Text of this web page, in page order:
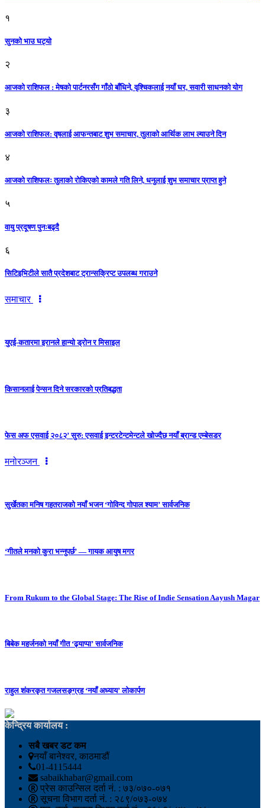
१
सुनको भाउ घट्याे
२
आजको राशिफल : मेषको पार्टनरसँग गाँठो बाँधिने, वृश्चिकलाई नयाँ घर, सवारी साधनकाे याेग
३
आजकाे राशिफल: वृषलाई आफन्तबाट शुभ समाचार, तुलाकाे आर्थिक लाभ ल्याउने दिन
४
आजको राशिफलः तुलाकाे रोकिएको कामले गति लिने, धनुलाई शुभ समाचार प्राप्त हुने
५
वायु प्रदूषण पुनःबढ्दै
६
सिटिइभिटीले सातै प्रदेशबाट ट्रान्सक्रिप्ट उपलब्ध गराउने
समाचार
युएई-कतारमा इरानले हान्यो ड्रोन र मिसाइल
किसानलाई पेन्सन दिने सरकारको प्रतिबद्धता
फेस अफ एसवाई २०८२’ सुरु: एसवाई इन्टरटेन्टमेन्टले खोज्दैछ नयाँ ब्रान्ड एम्बेसडर
मनोरञ्जन
सुर्खेतका मनिष गहतराजको नयाँ भजन ‘गोविन्द गोपाल श्याम’ सार्वजनिक
‘गीतले मनको कुरा भन्नुपर्छ’ — गायक आयुष मगर
From Rukum to the Global Stage: The Rise of Indie Sensation Aayush Magar
बिबेक महर्जनको नयाँ गीत ‘ढ्याप्पा’ सार्वजनिक
राहुल शंकरकृत गजलसङ्ग्रह ‘नयाँ अध्याय’ लोकार्पण
केन्द्रिय कार्यालय :
सबै खबर डट कम
नयाँ बानेश्वर, काठमाडौं
01-4115444
sabaikhabar@gmail.com
प्रेस काउन्सिल दर्ता नं. : ७३/०७०-०७१
सूचना विभाग दर्ता नं. : २८९/०७३-०७४